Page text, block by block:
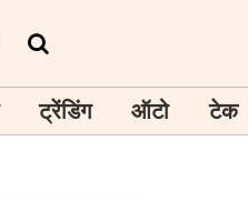
ट्रेंडिंग ऑटो टेक